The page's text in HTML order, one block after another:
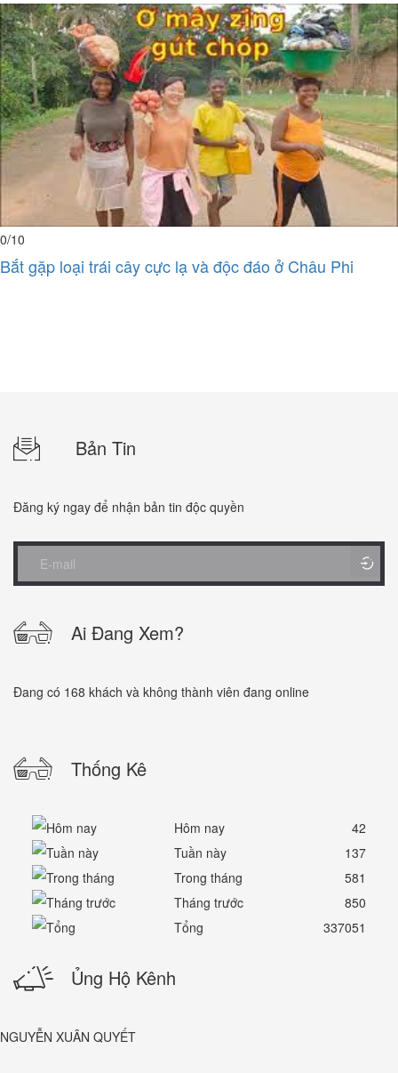
0/10
Bắt gặp loại trái cây cực lạ và độc đáo ở Châu Phi
Bản Tin
Đăng ký ngay để nhận bản tin độc quyền
Ai Đang Xem?
Đang có 168 khách và không thành viên đang online
Thống Kê
Hôm nay
42
Tuần này
137
Trong tháng
581
Tháng trước
850
Tổng
337051
Ủng Hộ Kênh
NGUYỄN XUÂN QUYẾT